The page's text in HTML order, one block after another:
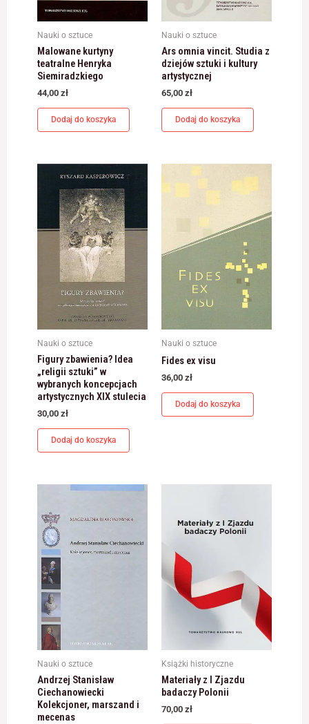
Nauki o sztuce
Malowane kurtyny
teatralne Henryka
Siemiradzkiego
44,00 zł
Dodaj do koszyka
Nauki o sztuce
Ars omnia vincit. Studia z
dziejów sztuki i kultury
artystycznej
65,00 zł
Dodaj do koszyka
Nauki o sztuce
Figury zbawienia? Idea
„religii sztuki” w
wybranych koncepcjach
artystycznych XIX stulecia
30,00 zł
Dodaj do koszyka
Nauki o sztuce
Fides ex visu
36,00 zł
Dodaj do koszyka
Nauki o sztuce
Andrzej Stanisław
Ciechanowiecki
Kolekcjoner, marszand i
mecenas
Książki historyczne
Materiały z I Zjazdu
badaczy Polonii
70,00 zł
jest używana.
Doświadczenie
Aby nasza strona
internetowa
działała jak
najlepiej podczas
twojego przejścia
na nią. Jeśli
funkcje znikną ze
strony
internetowej.
Marketing
Udostępniając
zainteresowania i
zachowania
podczas
szansę na
spersonalizowanych
treści i ofert.